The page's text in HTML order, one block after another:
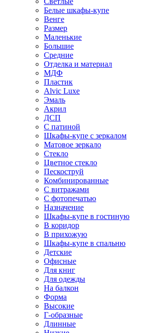
Белые шкафы-купе
Венге
Размер
Маленькие
Большие
Средние
Отделка и материал
МДФ
Пластик
Alvic Luxe
Эмаль
Акрил
ДСП
С патиной
Шкафы-купе с зеркалом
Матовое зеркало
Стекло
Цветное стекло
Пескоструй
Комбинированные
С витражами
С фотопечатью
Назначение
Шкафы-купе в гостиную
В коридор
В прихожую
Шкафы-купе в спальню
Детские
Офисные
Для книг
Для одежды
На балкон
Форма
Высокие
Г-образные
Длинные